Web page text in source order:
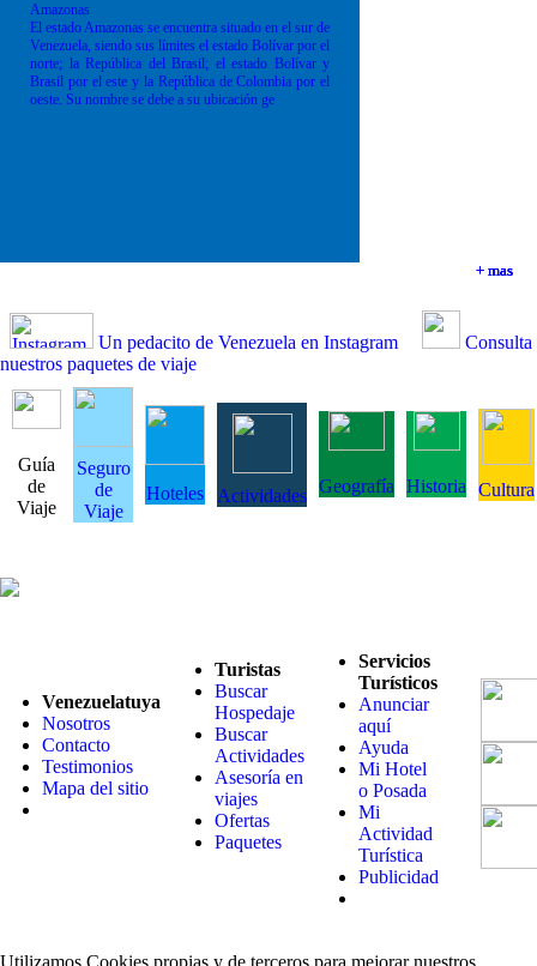
+ mas
+ mas
+ mas
Amazonas
El estado Amazonas se encuentra situado en el sur de
Venezuela, siendo sus límites el estado Bolívar por el
norte; la República del Brasil; el estado Bolívar y
Brasil por el este y la República de Colombia por el
oeste. Su nombre se debe a su ubicación ge
+ mas
Un pedacito de Venezuela en Instagram
Consulta
nuestros paquetes de viaje
Guía
de
Viaje
Seguro
de
Viaje
Hoteles Actividades Geografía Historia Cultura
Venezuelatuya
Nosotros
Contacto
Testimonios
Mapa del sitio
Turistas
Buscar
Hospedaje
Buscar
Actividades
Asesoría en
viajes
Ofertas
Paquetes
Servicios
Turísticos
Anunciar
aquí
Ayuda
Mi Hotel
o Posada
Mi
Actividad
Turística
Publicidad
Utilizamos Cookies propias y de terceros para mejorar nuestros